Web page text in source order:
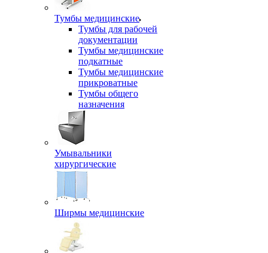
Тумбы медицинские
Тумбы для рабочей
документации
Тумбы медицинские
подкатные
Тумбы медицинские
прикроватные
Тумбы общего
назначения
Умывальники
хирургические
Ширмы медицинские